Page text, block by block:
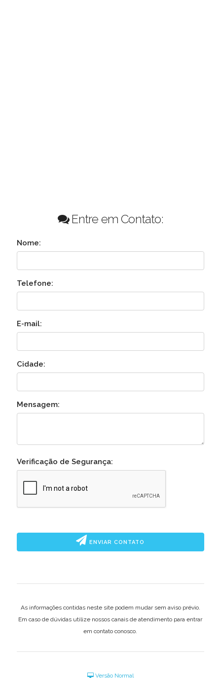
Entre em Contato:
Nome:
Telefone:
E-mail:
Cidade:
Mensagem:
Verificação de Segurança:
ENVIAR CONTATO
As informações contidas neste site podem mudar sem aviso prévio.
Em caso de dúvidas utilize nossos canais de atendimento para entrar
em contato conosco.
Versão Normal